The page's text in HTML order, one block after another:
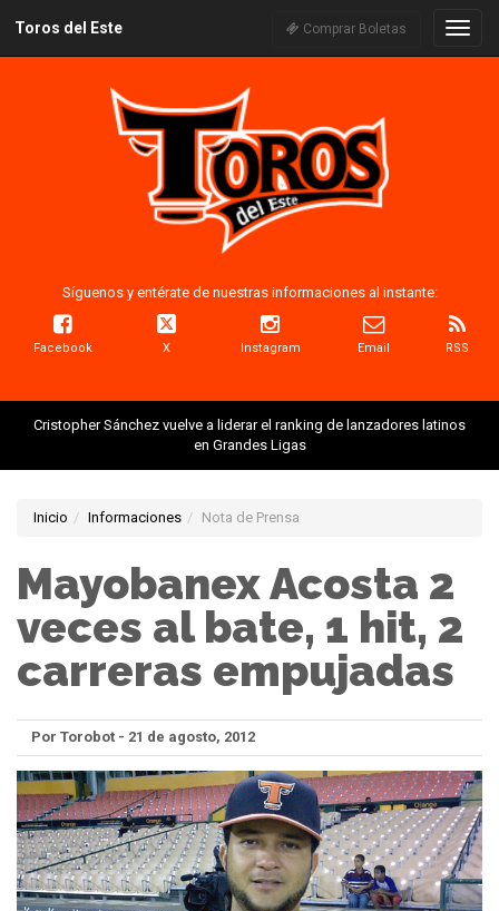
Toros del Este Comprar Boletas
Síguenos y entérate de nuestras informaciones al instante:
Facebook X Instagram Email RSS
Cristopher Sánchez vuelve a liderar el ranking de lanzadores latinos
en Grandes Ligas
Inicio Informaciones Nota de Prensa
Mayobanex Acosta 2
veces al bate, 1 hit, 2
carreras empujadas
Por Torobot - 21 de agosto, 2012